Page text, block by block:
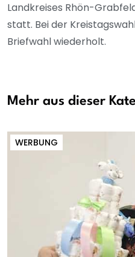
Landkreises Rhön-
statt. Bei der
Briefwahl wiederholt.
Mehr aus dieser
WERBUNG